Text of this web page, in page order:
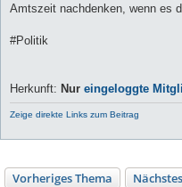
Amtszeit nachdenken, wenn es
#Politik
Herkunft: Nur eingeloggte
Zeige direkte Links zum Beitrag
Vorheriges Thema